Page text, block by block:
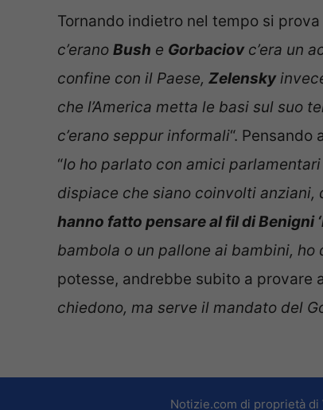
Tornando indietro nel tempo si
c’erano Bush e Gorbaciov c’era un
confine con il Paese, Zelensky
che l’America metta le basi sul suo
c’erano seppur informali“.
“Io ho parlato con amici
dispiace che siano coinvolti anziani,
hanno fatto pensare al fil di Benigni
bambola o un pallone ai bambini,
potesse, andrebbe subito a provare
chiedono, ma serve il mandato del
Notizie.com di proprietà di